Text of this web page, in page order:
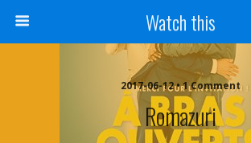
Watch this
2017-06-12 • 1 Comment
Romazuri